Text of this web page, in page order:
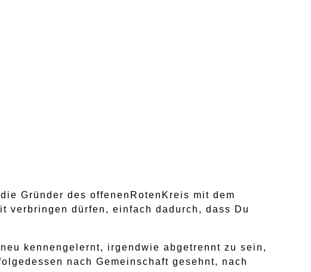
Gründer des offenenRotenKreis mit dem
verbringen dürfen, einfach dadurch, dass Du
kennengelernt, irgendwie abgetrennt zu sein,
nach Gemeinschaft gesehnt, nach